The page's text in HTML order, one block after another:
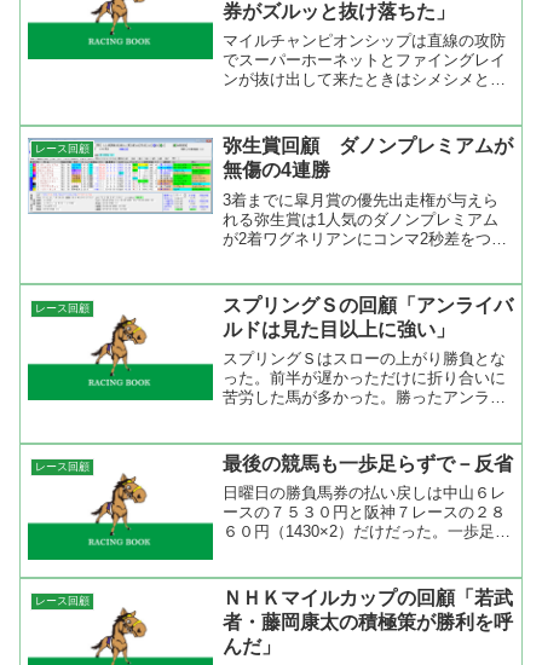
券がズルッと抜け落ちた」
マイルチャンピオンシップは直線の攻防
でスーパーホーネットとファイングレイ
ンが抜け出して来たときはシメシメと思
僕の馬券はズルッと抜け落ちてしまっ
た。予想通りの３点買いプ＋...
レース回顧
弥生賞回顧 ダノンプレミアムが
無傷の4連勝
3着までに皐月賞の優先出走権が与えら
れる弥生賞は1人気のダノンプレミアム
が2着ワグネリアンにコンマ2秒差をつけ
はないが、先行して上がり3Fが34秒1で
は走っている。...
レース回顧
スプリングＳの回顧「アンライバ
ルドは見た目以上に強い」
スプリングＳはスローの上がり勝負とな
った。前半が遅かっただけに折り合いに
苦労した馬が多かった。勝ったアンライ
ーナーから直線にかけての勝負所でスッ
と上がって行って、直線追...
レース回顧 最後の競馬も一歩足らずで－反省
日曜日の勝負馬券の払い戻しは中山６レ
ースの７５３０円と阪神７レースの２８
６０円（1430×2）だけだった。一歩足ら
らず、相手がいないために的中したのは
たったの２つ。中山...
レース回顧
ＮＨＫマイルカップの回顧「若武
者・藤岡康太の積極策が勝利を呼
んだ」